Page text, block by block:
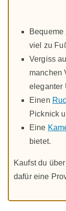
Bequeme
viel zu
Vergiss
manchen
eleganter
Einen
Picknick
Eine
bietet.
Kaufst du
dafür eine